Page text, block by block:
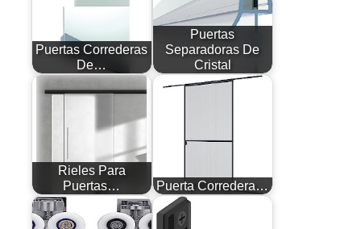
Puertas Correderas
De…
Puertas
Separadoras De
Cristal
Rieles Para
Puertas…
Puerta Corredera…